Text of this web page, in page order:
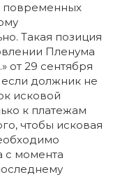
повременных
Такая позиция
Пленума
от 29 сентября
если должник не
исковой
к платежам
чтобы исковая
с момента